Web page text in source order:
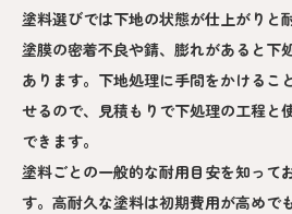
塗料選びでは下地の状態が仕上がりと
塗膜の密着不良や錆、膨れがあると下
あります。下地処理に手間をかけるこ
せるので、見積もりで下処理の工程と
できます。
塗料ごとの一般的な耐用目安を知って
す。高耐久な塗料は初期費用が高めで